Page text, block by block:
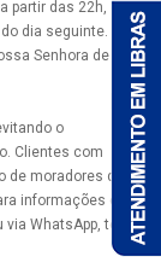
partir das 22h, e o
dia seguinte. Os
Senhora de
o
Clientes com
de moradores da
informações ou
WhatsApp, tendo